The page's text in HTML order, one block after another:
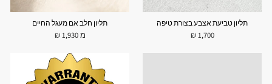
תליון טביעת אצבע בצורת טיפה
1,700 ₪
תליון חלב אם מעגל החיים
מ 1,930 ₪